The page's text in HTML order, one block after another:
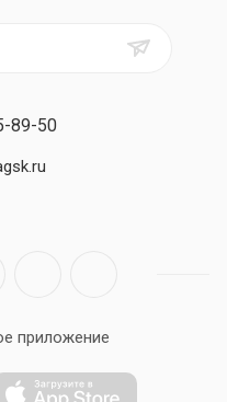
89-50
приложение